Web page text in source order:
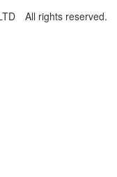
All rights reserved.